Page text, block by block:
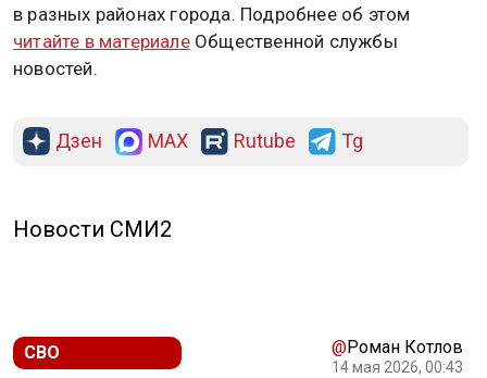
в разных районах города. Подробнее об этом
читайте в материалеОбщественной службы
новостей.
Дзен MAX Rutube Tg
Новости СМИ2
СВО @Роман Котлов
14 мая 2026, 00:43